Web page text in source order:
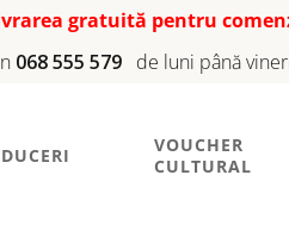
gratuită pentru
068 555 579 de luni până
VOUCHER
CULTURAL